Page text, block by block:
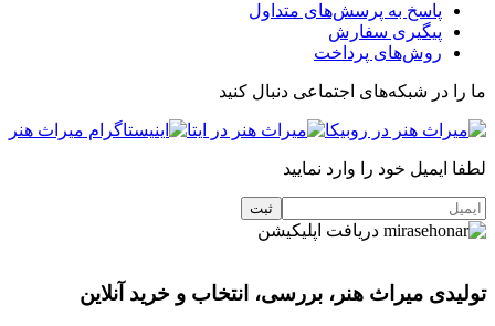
پاسخ به پرسش‌های متداول
پیگیری سفارش
روش‌های پرداخت
ما را در شبکه‌های اجتماعی دنبال کنید
لطفا ایمیل خود را وارد نمایید
دریافت اپلیکیشن
تولیدی میراث هنر، بررسی، انتخاب و خرید آنلاین